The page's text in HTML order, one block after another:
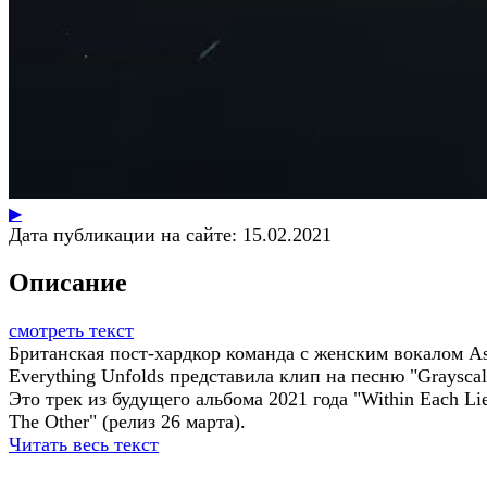
▶
Дата публикации на сайте: 15.02.2021
Описание
смотреть текст
Британская пост-хардкор команда с женским вокалом
Everything Unfolds представила клип на песню
Это трек из будущего альбома 2021 года "Within Each
The Other" (релиз 26 марта).
Читать весь текст